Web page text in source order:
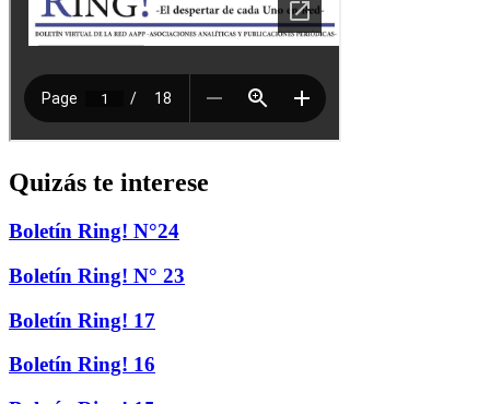
Quizás te interese
Boletín Ring! N°24
Boletín Ring! N° 23
Boletín Ring! 17
Boletín Ring! 16